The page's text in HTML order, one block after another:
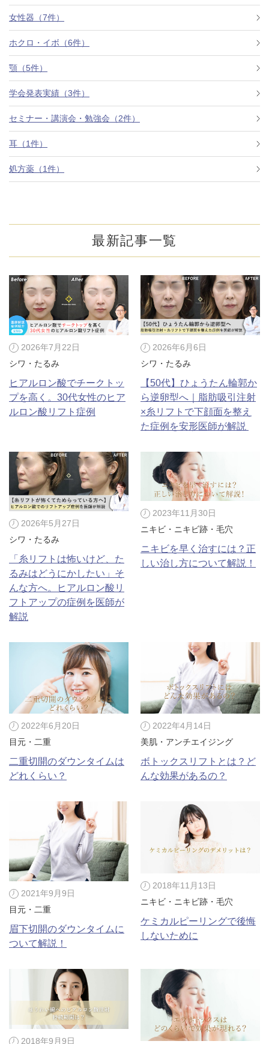
よくあるご質問
美容ブログ
井畑 峰紀 医師 安形省吾 医師
女性器（7件）
ホクロ・イボ（6件）
顎（5件）
学会発表実績（3件）
セミナー・講演会・勉強会（2件）
耳（1件）
処方薬（1件）
最新記事一覧
2026年7月22日
シワ・たるみ
ヒアルロン酸でチークトッ
プを高く。30代女性のヒア
ルロン酸リフト症例
2026年6月6日
シワ・たるみ
【50代】ひょうたん輪郭か
ら逆卵型へ｜脂肪吸引注射
×糸リフトで下顔面を整え
た症例を安形医師が解説
2026年5月27日
シワ・たるみ
「糸リフトは怖いけど、た
るみはどうにかしたい」そ
んな方へ。ヒアルロン酸リ
フトアップの症例を医師が
解説
2023年11月30日
ニキビ・ニキビ跡・毛穴
ニキビを早く治すには？正
しい治し方について解説！
2022年6月20日
目元・二重
二重切開のダウンタイムは
どれくらい？
2022年4月14日
美肌・アンチエイジング
ボトックスリフトとは？ど
んな効果があるの？
2021年9月9日
目元・二重
眉下切開のダウンタイムに
ついて解説！
2018年11月13日
ニキビ・ニキビ跡・毛穴
ケミカルピーリングで後悔
しないために
2018年9月9日